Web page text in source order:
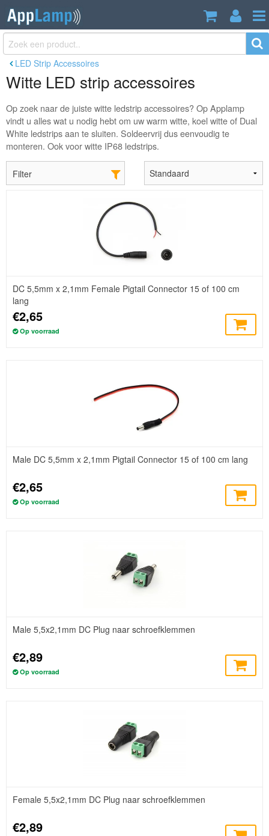
LED Strip Accessoires
Witte LED strip accessoires
Op zoek naar de juiste witte ledstrip accessoires? Op Applamp
vindt u alles wat u nodig hebt om uw warm witte, koel witte of Dual
White ledstrips aan te sluiten. Soldeervrij dus eenvoudig te
monteren. Ook voor witte IP68 ledstrips.
Filter
DC 5,5mm x 2,1mm Female Pigtail Connector 15 of 100 cm
lang
€2,65
Op voorraad
Male DC 5,5mm x 2,1mm Pigtail Connector 15 of 100 cm lang
€2,65
Op voorraad
Male 5,5x2,1mm DC Plug naar schroefklemmen
€2,89
Op voorraad
Female 5,5x2,1mm DC Plug naar schroefklemmen
€2,89